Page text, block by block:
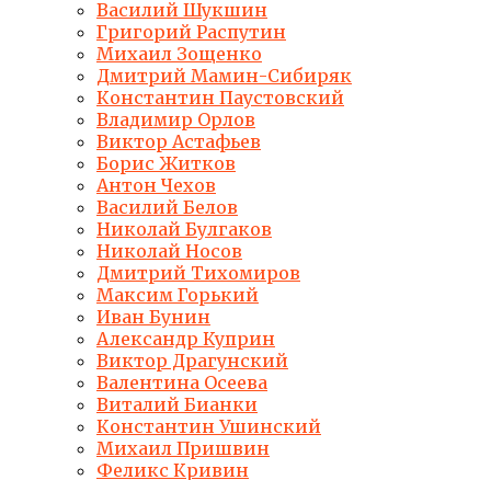
Василий Шукшин
Григорий Распутин
Михаил Зощенко
Дмитрий Мамин-Сибиряк
Константин Паустовский
Владимир Орлов
Виктор Астафьев
Борис Житков
Антон Чехов
Василий Белов
Николай Булгаков
Николай Носов
Дмитрий Тихомиров
Максим Горький
Иван Бунин
Александр Куприн
Виктор Драгунский
Валентина Осеева
Виталий Бианки
Константин Ушинский
Михаил Пришвин
Феликс Кривин